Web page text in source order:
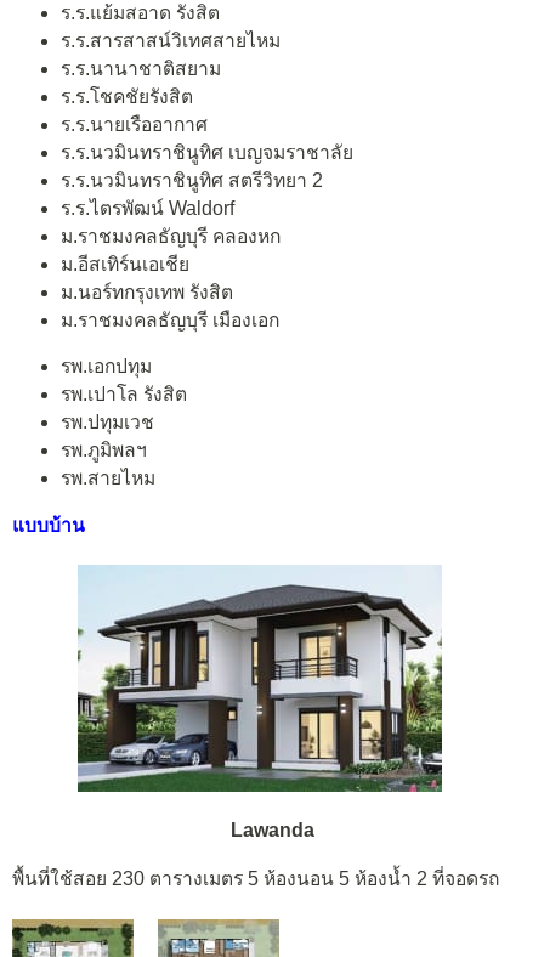
ร.ร.แย้มสอาด รังสิต
ร.ร.สารสาสน์วิเทศสายไหม
ร.ร.นานาชาติสยาม
ร.ร.โชคชัยรังสิต
ร.ร.นายเรืออากาศ
ร.ร.นวมินทราชินูทิศ เบญจมราชาลัย
ร.ร.นวมินทราชินูทิศ สตรีวิทยา 2
ร.ร.ไตรพัฒน์ Waldorf
ม.ราชมงคลธัญบุรี คลองหก
ม.อีสเทิร์นเอเชีย
ม.นอร์ทกรุงเทพ รังสิต
ม.ราชมงคลธัญบุรี เมืองเอก
รพ.เอกปทุม
รพ.เปาโล รังสิต
รพ.ปทุมเวช
รพ.ภูมิพลฯ
รพ.สายไหม
แบบบ้าน
Lawanda
พื้นที่ใช้สอย 230 ตารางเมตร 5 ห้องนอน 5 ห้องน้ำ 2 ที่จอดรถ